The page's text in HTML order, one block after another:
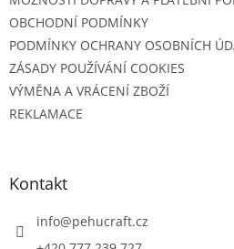
OBCHODNÍ PODMÍNKY
PODMÍNKY OCHRANY OSOBNÍCH
ZÁSADY POUŽÍVÁNÍ COOKIES
VÝMĚNA A VRÁCENÍ ZBOŽÍ
REKLAMACE
Kontakt
info@pehucraft.cz